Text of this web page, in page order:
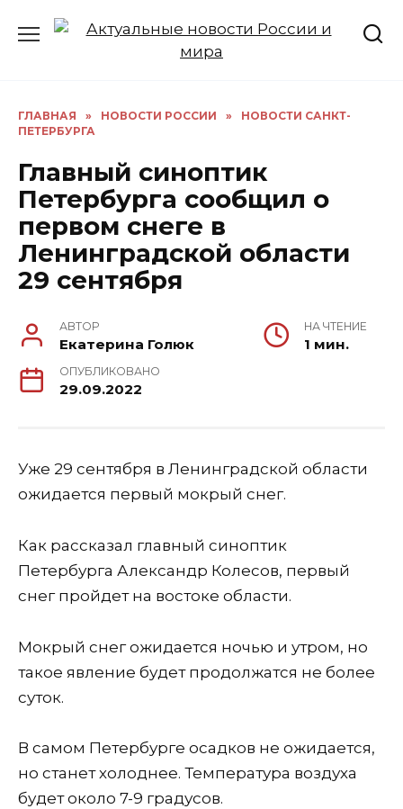
ГЛАВНАЯ » НОВОСТИ РОССИИ »
НОВОСТИ САНКТ-
ПЕТЕРБУРГА
Главный синоптик
Петербурга сообщил о
первом снеге в
Ленинградской области
29 сентября
АВТОР
Екатерина Голюк
НА ЧТЕНИЕ
1 мин.
ОПУБЛИКОВАНО
29.09.2022
Уже 29 сентября в Ленинградской области
ожидается первый мокрый снег.
Как рассказал главный синоптик
Петербурга Александр Колесов, первый
снег пройдет на востоке области.
Мокрый снег ожидается ночью и утром, но
такое явление будет продолжатся не более
суток.
В самом Петербурге осадков не ожидается,
но станет холоднее. Температура воздуха
будет около 7-9 градусов.